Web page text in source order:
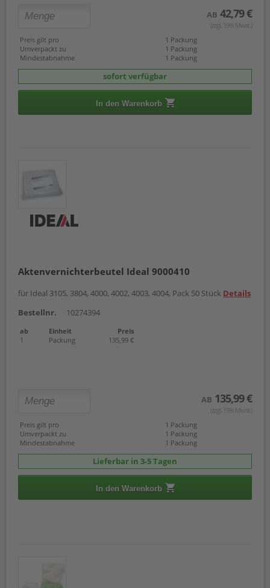
AB 42,79 €
(zzgl. 19% Mwst.)
Preis gilt pro
1 Packung
Umverpackt zu
1 Packung
Mindestabnahme
1 Packung
sofort verfügbar
In den Warenkorb
Aktenvernichterbeutel Ideal 9000410
für Ideal 3105, 3804, 4000, 4002, 4003, 4004, Pack 50 Stück Details
Bestellnr.
10274394
ab Einheit
Preis
1
Packung 135,99 €
AB 135,99 €
(zzgl. 19% Mwst.)
Preis gilt pro
1 Packung
Umverpackt zu
1 Packung
Mindestabnahme
1 Packung
Lieferbar in 3-5 Tagen
In den Warenkorb